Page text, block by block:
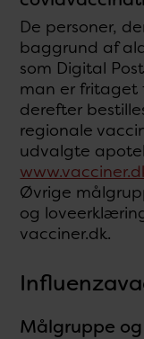
De personer,
baggrund af
som Digital
man er fritaget
derefter
regionale
udvalgte
Øvrige
og
vacciner.dk.
Målgruppe